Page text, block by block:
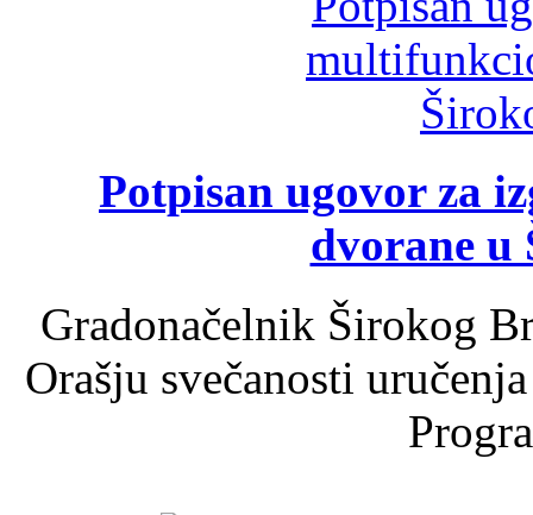
Potpisan ugovor za
dvorane u
Gradonačelnik Širokog
Orašju svečanosti